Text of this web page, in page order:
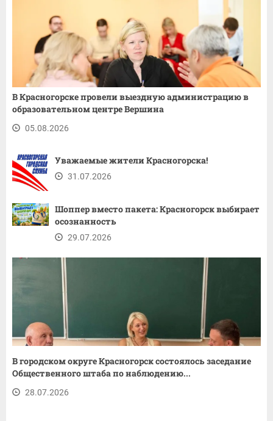
В Красногорске провели выездную администрацию в
образовательном центре Вершина
05.08.2026
Уважаемые жители Красногорска!
31.07.2026
Шоппер вместо пакета: Красногорск выбирает
осознанность
29.07.2026
В городском округе Красногорск состоялось заседание
Общественного штаба по наблюдению...
28.07.2026